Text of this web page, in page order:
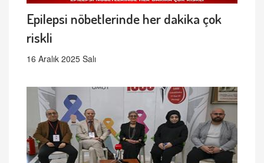
Epilepsi nöbetlerinde her dakika çok
riskli
16 Aralık 2025 Salı